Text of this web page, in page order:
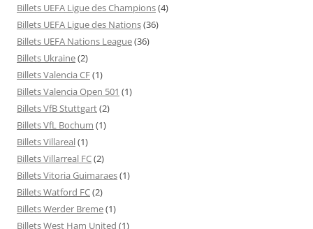
Billets UEFA Ligue des Champions(4)
Billets UEFA Ligue des Nations(36)
Billets UEFA Nations League(36)
Billets Ukraine(2)
Billets Valencia CF(1)
Billets Valencia Open 501 (1)
Billets VfB Stuttgart(2)
Billets VfL Bochum (1)
Billets Villareal(1)
Billets Villarreal FC(2)
Billets Vitoria Guimaraes(1)
Billets Watford FC(2)
Billets Werder Breme(1)
Billets West Ham United (1)